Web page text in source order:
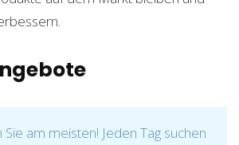
Sie am meisten! Jeden Tag suchen